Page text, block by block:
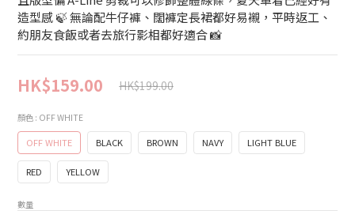
造型感 🍃 無論配牛仔褲、闊褲定長裙都好易襯，平時返工、
約朋友食飯或者去旅行影相都好適合 📸
HK$159.00 HK$199.00
顏色 : OFF WHITE
OFF WHITE BLACK BROWN NAVY LIGHT BLUE
RED YELLOW
數量